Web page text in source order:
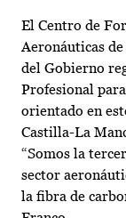
El Centro de
Aeronáuticas
del Gobierno
Profesional
orientado en
Castilla-La
“Somos la
sector
la fibra de